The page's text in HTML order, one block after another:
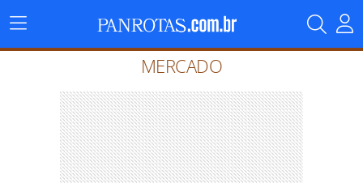
Menu
Principal
MERCADO